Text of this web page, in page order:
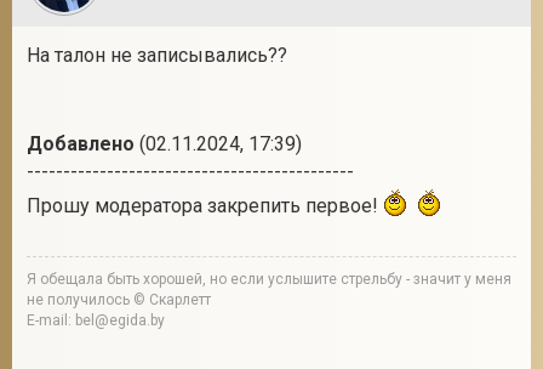
На талон не записывались??
Добавлено (02.11.2024, 17:39)
---------------------------------------------
Прошу модератора закрепить первое!
Я обещала быть хорошей, но если услышите стрельбу - значит у меня
не получилось © Скарлетт
E-mail: bel@egida.by